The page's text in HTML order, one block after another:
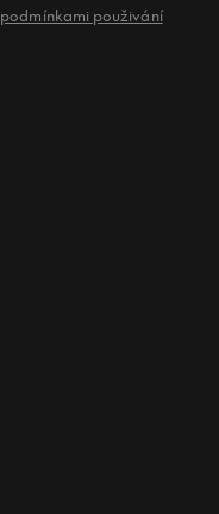
podmínkami použivání